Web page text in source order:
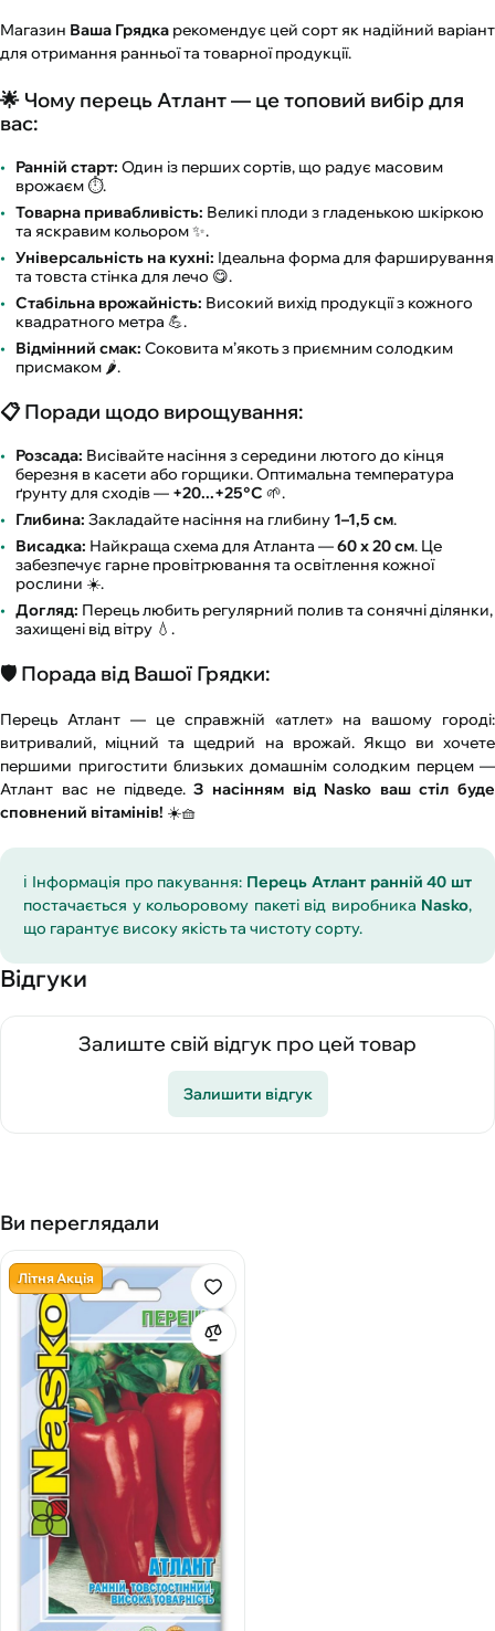
Магазин Ваша Грядка рекомендує цей сорт як надійний варіант
для отримання ранньої та товарної продукції.
🌟 Чому перець Атлант — це топовий вибір для
вас:
Ранній старт: Один із перших сортів, що радує масовим
врожаєм ⏱️.
Товарна привабливість: Великі плоди з гладенькою шкіркою
та яскравим кольором ✨.
Універсальність на кухні: Ідеальна форма для фарширування
та товста стінка для лечо 😋.
Стабільна врожайність: Високий вихід продукції з кожного
квадратного метра 💪.
Відмінний смак: Соковита м’якоть з приємним солодким
присмаком 🌶️.
📋 Поради щодо вирощування:
Розсада: Висівайте насіння з середини лютого до кінця
березня в касети або горщики. Оптимальна температура
ґрунту для сходів — +20...+25°C 🌱.
Глибина: Закладайте насіння на глибину 1–1,5 см.
Висадка: Найкраща схема для Атланта —60 х 20 см. Це
забезпечує гарне провітрювання та освітлення кожної
рослини ☀️.
Догляд: Перець любить регулярний полив та сонячні ділянки,
захищені від вітру 💧.
🛡️ Порада від Вашої Грядки:
Перець Атлант — це справжній «атлет» на вашому городі:
витривалий, міцний та щедрий на врожай. Якщо ви хочете
першими пригостити близьких домашнім солодким перцем —
Атлант вас не підведе.З насінням від Nasko ваш стіл буде
сповнений вітамінів! ☀️🧺
ℹ️ Інформація про пакування: Перець Атлант ранній 40 шт
постачається у кольоровому пакеті від виробника Nasko,
що гарантує високу якість та чистоту сорту.
Відгуки
Залиште свій відгук про цей товар
Залишити відгук
Ви переглядали
Літня Акція